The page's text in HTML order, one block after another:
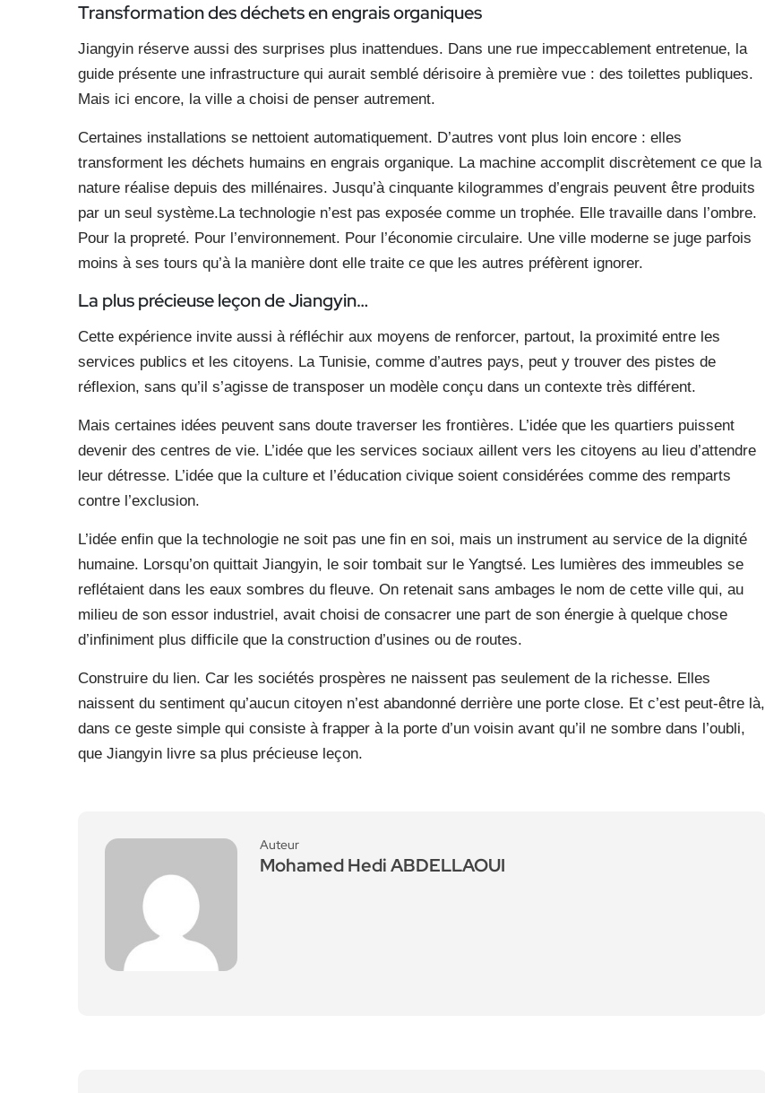
Transformation des déchets en engrais organiques
Jiangyin réserve aussi des surprises plus inattendues. Dans une rue impeccablement entretenue, la
guide présente une infrastructure qui aurait semblé dérisoire à première vue : des toilettes publiques.
Mais ici encore, la ville a choisi de penser autrement.
Certaines installations se nettoient automatiquement. D’autres vont plus loin encore : elles
transforment les déchets humains en engrais organique. La machine accomplit discrètement ce que la
nature réalise depuis des millénaires. Jusqu’à cinquante kilogrammes d’engrais peuvent être produits
par un seul système.La technologie n’est pas exposée comme un trophée. Elle travaille dans l’ombre.
Pour la propreté. Pour l’environnement. Pour l’économie circulaire. Une ville moderne se juge parfois
moins à ses tours qu’à la manière dont elle traite ce que les autres préfèrent ignorer.
La plus précieuse leçonde Jiangyin…
Cette expérience invite aussi à réfléchir aux moyens de renforcer, partout, la proximité entre les
services publics et les citoyens. La Tunisie, comme d’autres pays, peut y trouver des pistes de
réflexion, sans qu’il s’agisse de transposer un modèle conçu dans un contexte très différent.
Mais certaines idées peuvent sans doute traverser les frontières. L’idée que les quartiers puissent
devenir des centres de vie. L’idée que les services sociaux aillent vers les citoyens au lieu d’attendre
leur détresse. L’idée que la culture et l’éducation civique soient considérées comme des remparts
contre l’exclusion.
L’idée enfin que la technologie ne soit pas une fin en soi, mais un instrument au service de la dignité
humaine. Lorsqu’on quittait Jiangyin, le soir tombait sur le Yangtsé. Les lumières des immeubles se
reflétaient dans les eaux sombres du fleuve. On retenait sans ambages le nom de cette ville qui, au
milieu de son essor industriel, avait choisi de consacrer une part de son énergie à quelque chose
d’infiniment plus difficile que la construction d’usines ou de routes.
Construire du lien. Car les sociétés prospères ne naissent pas seulement de la richesse. Elles
naissent du sentiment qu’aucun citoyen n’est abandonné derrière une porte close. Et c’est peut-être là,
dans ce geste simple qui consiste à frapper à la porte d’un voisin avant qu’il ne sombre dans l’oubli,
que Jiangyin livre sa plus précieuse leçon.
Auteur
Mohamed Hedi ABDELLAOUI